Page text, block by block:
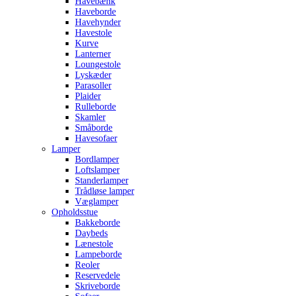
Haveborde
Havehynder
Havestole
Kurve
Lanterner
Loungestole
Lyskæder
Parasoller
Plaider
Rulleborde
Skamler
Småborde
Havesofaer
Lamper
Bordlamper
Loftslamper
Standerlamper
Trådløse lamper
Væglamper
Opholdsstue
Bakkeborde
Daybeds
Lænestole
Lampeborde
Reoler
Reservedele
Skriveborde